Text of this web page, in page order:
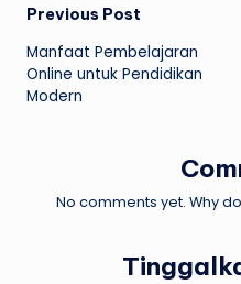
Post
navigation
Previous Post
Manfaat Pembelajaran
Online untuk Pendidikan
Modern
No comments yet. Why